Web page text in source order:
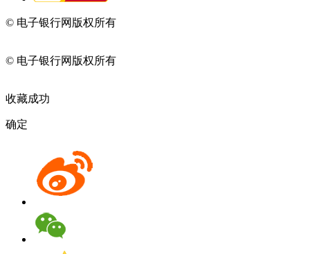
© 电子银行网版权所有
© 电子银行网版权所有
收藏成功
确定